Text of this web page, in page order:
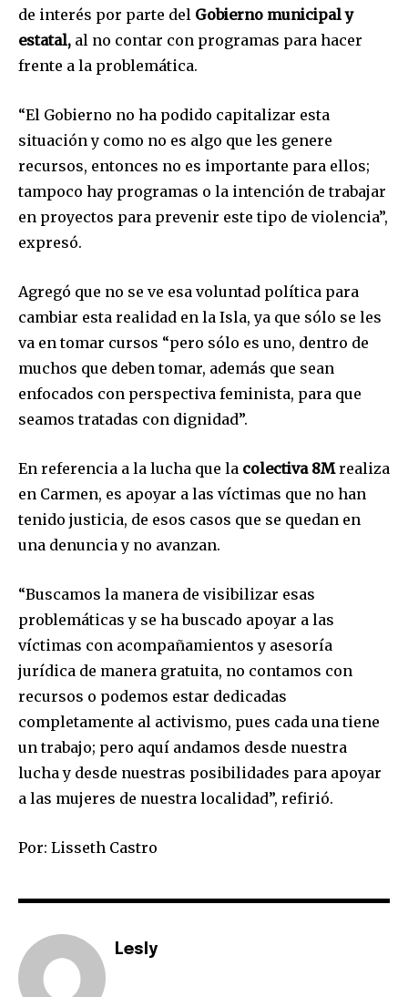
de interés por parte del Gobierno municipal y
estatal, al no contar con programas para hacer
frente a la problemática.
“El Gobierno no ha podido capitalizar esta
situación y como no es algo que les genere
recursos, entonces no es importante para ellos;
tampoco hay programas o la intención de trabajar
en proyectos para prevenir este tipo de violencia”,
expresó.
Agregó que no se ve esa voluntad política para
cambiar esta realidad en la Isla, ya que sólo se les
va en tomar cursos “pero sólo es uno, dentro de
muchos que deben tomar, además que sean
enfocados con perspectiva feminista, para que
seamos tratadas con dignidad”.
En referencia a la lucha que la colectiva 8Mrealiza
en Carmen, es apoyar a las víctimas que no han
tenido justicia, de esos casos que se quedan en
una denuncia y no avanzan.
“Buscamos la manera de visibilizar esas
problemáticas y se ha buscado apoyar a las
víctimas con acompañamientos y asesoría
jurídica de manera gratuita, no contamos con
recursos o podemos estar dedicadas
completamente al activismo, pues cada una tiene
un trabajo; pero aquí andamos desde nuestra
lucha y desde nuestras posibilidades para apoyar
a las mujeres de nuestra localidad”, refirió.
Por: Lisseth Castro
Lesly